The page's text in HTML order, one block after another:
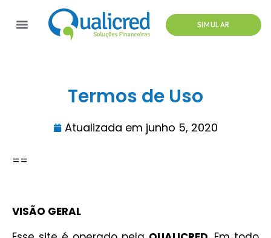
SIMULAR
Termos de Uso
Atualizada em junho 5, 2020
==
VISÃO GERAL